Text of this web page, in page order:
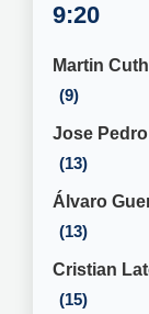
9:20
Martin
9
Jose
13
Álvaro
13
Cristian
15